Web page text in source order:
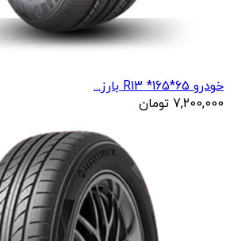
خودرو R13 *165*65 بارز...
7,200,000 تومان